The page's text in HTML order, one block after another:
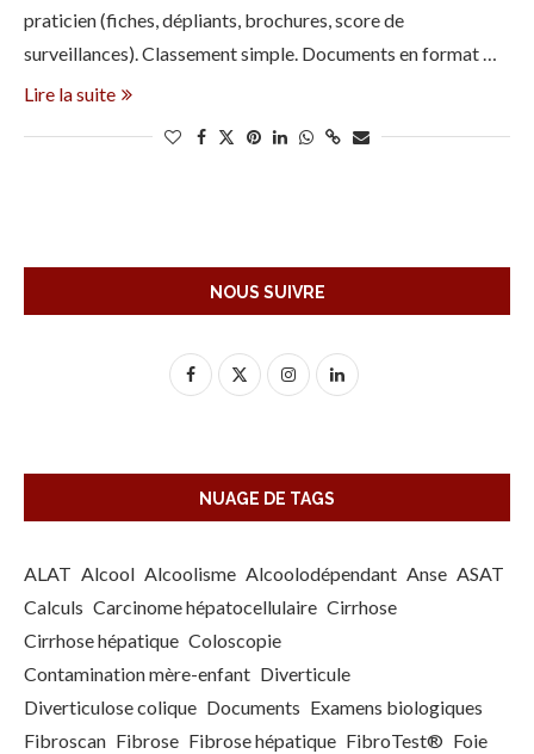
praticien (fiches, dépliants, brochures, score de
surveillances). Classement simple. Documents en format …
Lire la suite
NOUS SUIVRE
NUAGE DE TAGS
ALAT Alcool Alcoolisme Alcoolodépendant Anse ASAT
Calculs Carcinome hépatocellulaire Cirrhose
Cirrhose hépatique Coloscopie
Contamination mère-enfant Diverticule
Diverticulose colique Documents Examens biologiques
Fibroscan Fibrose Fibrose hépatique FibroTest® Foie